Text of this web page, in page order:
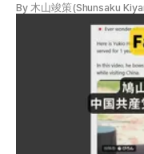
ジェネレーションやガ
している」と発表し、
明しています。またイ
査委員会を設置すると発表しまし
ガスを燃料としてガ
熱を冷暖房などに利用
原因だとする投稿が拡散した
ソーシャルリスニング
By 木山竣策(Shunsaku